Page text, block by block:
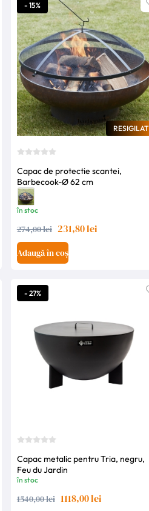
- 15%
RESIGILAT
Capac de protectie scantei,
Barbecook-Ø 62 cm
în stoc
274,00 lei 231,80 lei
Adaugă în coș
- 27%
Capac metalic pentru Tria, negru,
Feu du Jardin
în stoc
1540,00 lei 1118,00 lei